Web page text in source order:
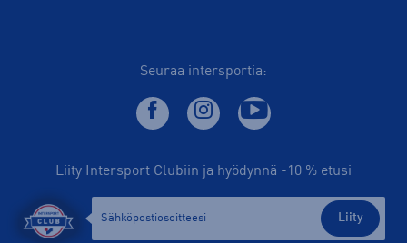
Seuraa intersportia:
Liity Intersport Clubiin ja hyödynnä -10 % etusi
Liity